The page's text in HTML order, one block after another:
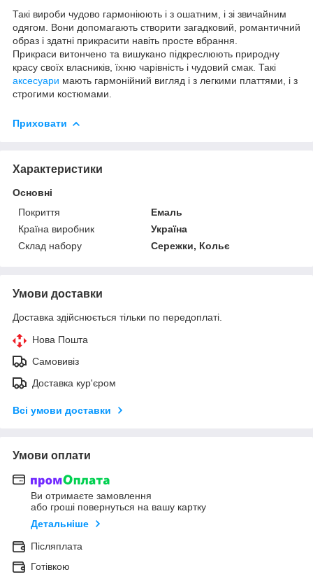
Такі вироби чудово гармоніюють і з ошатним, і зі звичайним
одягом. Вони допомагають створити загадковий, романтичний
образ і здатні прикрасити навіть просте вбрання.
Прикраси витончено та вишукано підкреслюють природну
красу своїх власників, їхню чарівність і чудовий смак. Такі
аксесуари мають гармонійний вигляд і з легкими платтями, і з
строгими костюмами.
Приховати
Характеристики
Основні
Покриття
Емаль
Країна виробник
Україна
Склад набору
Сережки, Кольє
Умови доставки
Доставка здійснюється тільки по передоплаті.
Нова Пошта
Самовивіз
Доставка кур'єром
Всі умови доставки
Умови оплати
Ви отримаєте замовлення
або гроші повернуться на вашу картку
Детальніше
Післяплата
Готівкою